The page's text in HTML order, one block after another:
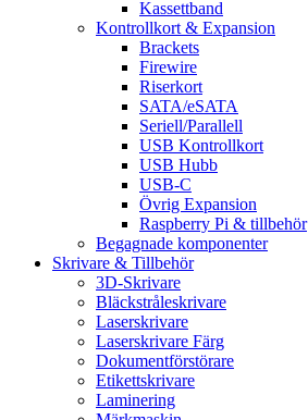
Kassettband
Kontrollkort & Expansion
Brackets
Firewire
Riserkort
SATA/eSATA
Seriell/Parallell
USB Kontrollkort
USB Hubb
USB-C
Övrig Expansion
Raspberry Pi & tillbehör
Begagnade komponenter
Skrivare & Tillbehör
3D-Skrivare
Bläckstråleskrivare
Laserskrivare
Laserskrivare Färg
Dokumentförstörare
Etikettskrivare
Laminering